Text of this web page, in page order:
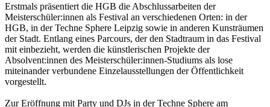
Erstmals präsentiert die HGB die Abschlussarbeiten der
Meisterschüler:innen als Festival an verschiedenen Orten: in der
HGB, in der Techne Sphere Leipzig sowie in anderen Kunsträumen
der Stadt. Entlang eines Parcours, der den Stadtraum in das Festival
mit einbezieht, werden die künstlerischen Projekte der
Absolvent:innen des Meisterschüler:innen-Studiums als lose
miteinander verbundene Einzelausstellungen der Öffentlichkeit
vorgestellt.
Zur Eröffnung mit Party und DJs in der Techne Sphere am